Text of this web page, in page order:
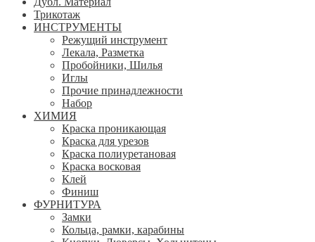
Трикотаж
ИНСТРУМЕНТЫ
Режущий инструмент
Лекала, Разметка
Пробойники, Шилья
Иглы
Прочие принадлежности
Набор
ХИМИЯ
Краска проникающая
Краска для урезов
Краска полиуретановая
Краска восковая
Клей
Финиш
ФУРНИТУРА
Замки
Кольца, рамки, карабины